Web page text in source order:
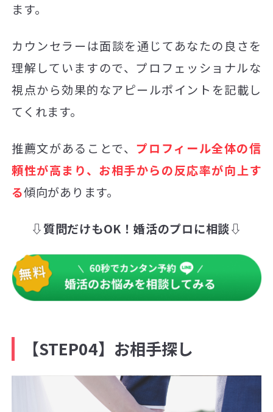
ます。
カウンセラーは面談を通じてあなたの良さを
理解していますので、プロフェッショナルな
視点から効果的なアピールポイントを記載し
てくれます。
推薦文があることで、 プロフィール全体の信
頼性が高まり、お相手からの反応率が向上す
る傾向があります。
⇩質問だけもOK！婚活のプロに相談⇩
【STEP04】お相手探し